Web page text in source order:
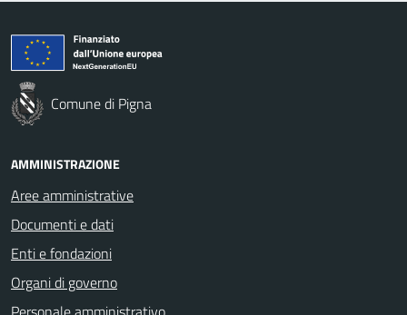
Comune di Pigna
AMMINISTRAZIONE
Aree amministrative
Documenti e dati
Enti e fondazioni
Organi di governo